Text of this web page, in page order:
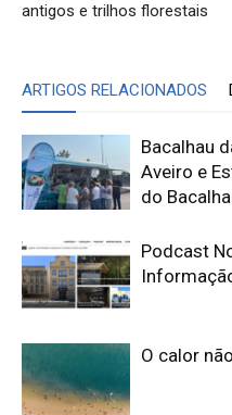
antigos e trilhos florestais
ARTIGOS RELACIONADOS
Bacalhau
Aveiro e
do
Podcast
O calor